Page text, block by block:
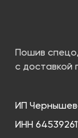
Пошив
с доставкой
ИП
ИНН